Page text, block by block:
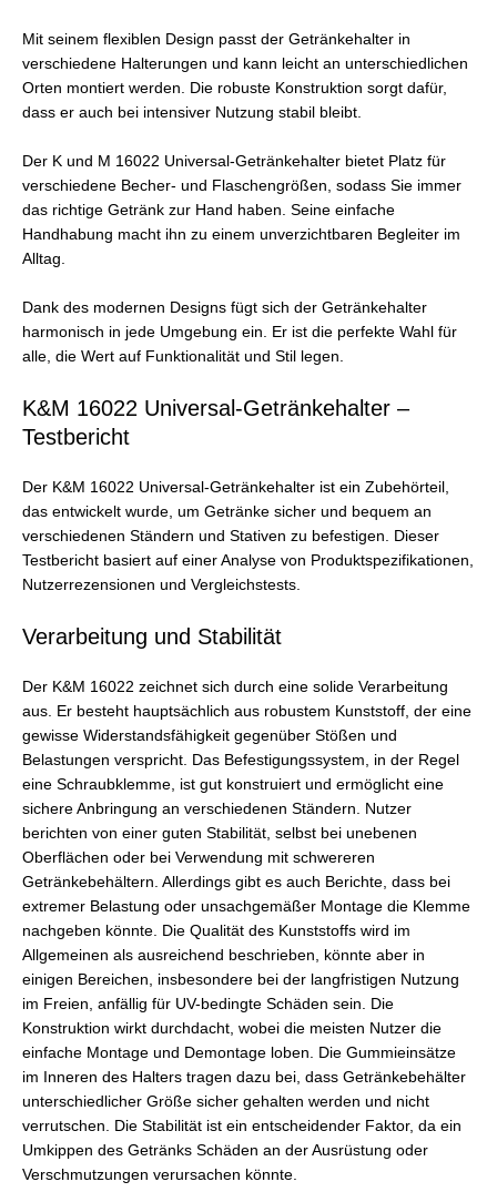
Mit seinem flexiblen Design passt der Getränkehalter in
verschiedene Halterungen und kann leicht an unterschiedlichen
Orten montiert werden. Die robuste Konstruktion sorgt dafür,
dass er auch bei intensiver Nutzung stabil bleibt.
Der K und M 16022 Universal-Getränkehalter bietet Platz für
verschiedene Becher- und Flaschengrößen, sodass Sie immer
das richtige Getränk zur Hand haben. Seine einfache
Handhabung macht ihn zu einem unverzichtbaren Begleiter im
Alltag.
Dank des modernen Designs fügt sich der Getränkehalter
harmonisch in jede Umgebung ein. Er ist die perfekte Wahl für
alle, die Wert auf Funktionalität und Stil legen.
K&M 16022 Universal-Getränkehalter –
Testbericht
Der K&M 16022 Universal-Getränkehalter ist ein Zubehörteil,
das entwickelt wurde, um Getränke sicher und bequem an
verschiedenen Ständern und Stativen zu befestigen. Dieser
Testbericht basiert auf einer Analyse von Produktspezifikationen,
Nutzerrezensionen und Vergleichstests.
Verarbeitung und Stabilität
Der K&M 16022 zeichnet sich durch eine solide Verarbeitung
aus. Er besteht hauptsächlich aus robustem Kunststoff, der eine
gewisse Widerstandsfähigkeit gegenüber Stößen und
Belastungen verspricht. Das Befestigungssystem, in der Regel
eine Schraubklemme, ist gut konstruiert und ermöglicht eine
sichere Anbringung an verschiedenen Ständern. Nutzer
berichten von einer guten Stabilität, selbst bei unebenen
Oberflächen oder bei Verwendung mit schwereren
Getränkebehältern. Allerdings gibt es auch Berichte, dass bei
extremer Belastung oder unsachgemäßer Montage die Klemme
nachgeben könnte. Die Qualität des Kunststoffs wird im
Allgemeinen als ausreichend beschrieben, könnte aber in
einigen Bereichen, insbesondere bei der langfristigen Nutzung
im Freien, anfällig für UV-bedingte Schäden sein. Die
Konstruktion wirkt durchdacht, wobei die meisten Nutzer die
einfache Montage und Demontage loben. Die Gummieinsätze
im Inneren des Halters tragen dazu bei, dass Getränkebehälter
unterschiedlicher Größe sicher gehalten werden und nicht
verrutschen. Die Stabilität ist ein entscheidender Faktor, da ein
Umkippen des Getränks Schäden an der Ausrüstung oder
Verschmutzungen verursachen könnte.